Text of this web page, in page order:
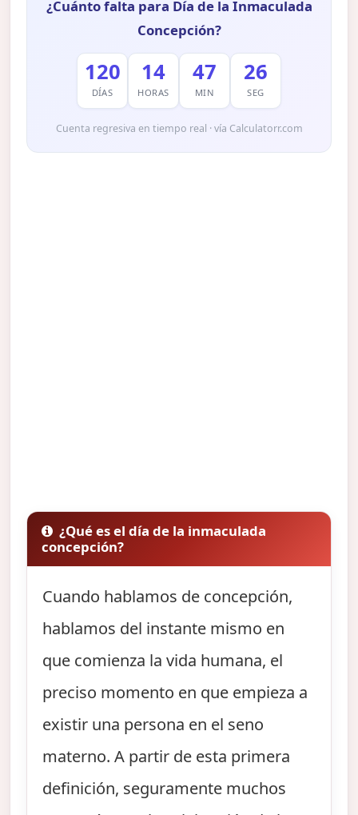
¿Cuánto falta para Día de la Inmaculada
Concepción?
120
DÍAS
14
HORAS
47
MIN
25
SEG
Cuenta regresiva en tiempo real · vía Calculatorr.com
¿Qué es el día de la inmaculada
concepción?
Cuando hablamos de concepción,
hablamos del instante mismo en
que comienza la vida humana, el
preciso momento en que empieza a
existir una persona en el seno
materno. A partir de esta primera
definición, seguramente muchos